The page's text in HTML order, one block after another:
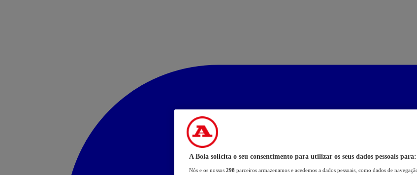
A Bola solicita o seu consentimento para utilizar os seus dados pessoais para:
Nós e os nossos 298 parceiros armazenamos e acedemos a dados pessoais, como dados de